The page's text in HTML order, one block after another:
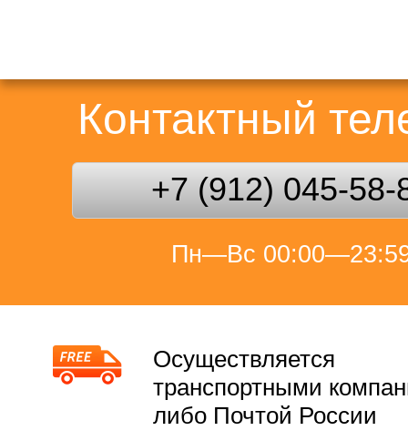
Контактный
+7 (912) 045-58-
Пн—Вс
Осуществляется
транспортными
либо Почтой России